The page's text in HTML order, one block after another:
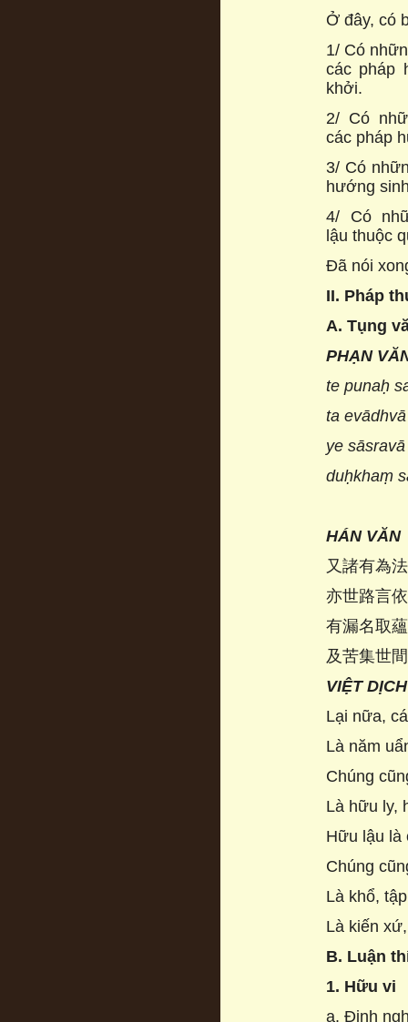
Ở đây, có
1/ Có
các pháp
khởi.
2/ Có
các pháp
3/ Có
hướng
4/ Có
lậu thuộc
Đã nói
II. Pháp
A. Tụng
PHẠN
te punaḥ
ta
ye
duḥkhaṃ
HÁN VĂN
又諸有為
亦世路言
有漏名取
及苦集世
VIỆT DỊCH
Lại nữa,
Là năm
Chúng
Là hữu ly,
Hữu lậu là
Chúng
Là khổ,
Là kiến
B. Luận
1. Hữu vi
a. Định